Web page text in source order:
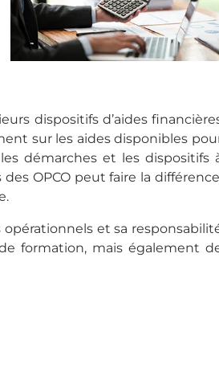
dispositifs d’aides
sur les aides disponibles
démarches et les dispositifs
OPCO peut faire la
et sa
formation, mais également